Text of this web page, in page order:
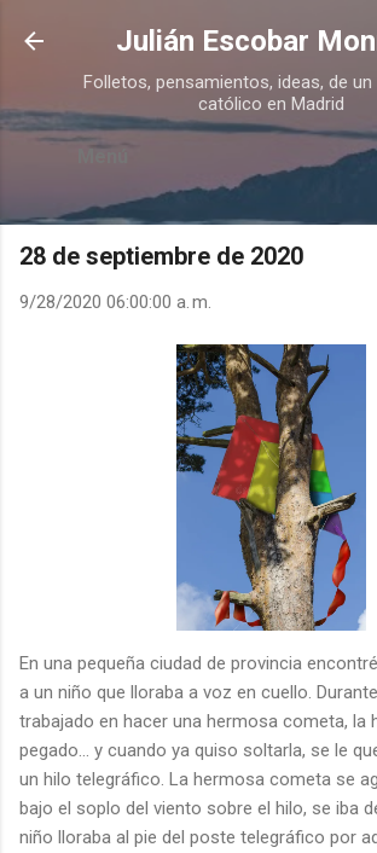
Ir al contenido principal
Julián Escobar
Folletos, pensamientos, ideas, de
católico en Madrid
Menú
28 de septiembre de 2020
9/28/2020 06:00:00 a. m.
En una pequeña ciudad de provincia
a un niño que lloraba a voz en cuello.
trabajado en hacer una hermosa cometa, la
pegado… y cuando ya quiso soltarla, se le
un hilo telegráfico. La hermosa cometa se
bajo el soplo del viento sobre el hilo, se iba
niño lloraba al pie del poste telegráfico por